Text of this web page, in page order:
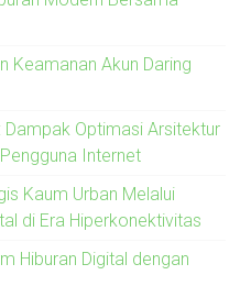
Keamanan Akun Daring
Optimasi Arsitektur
Internet
Kaum Urban Melalui
di Era Hiperkonektivitas
Hiburan Digital dengan